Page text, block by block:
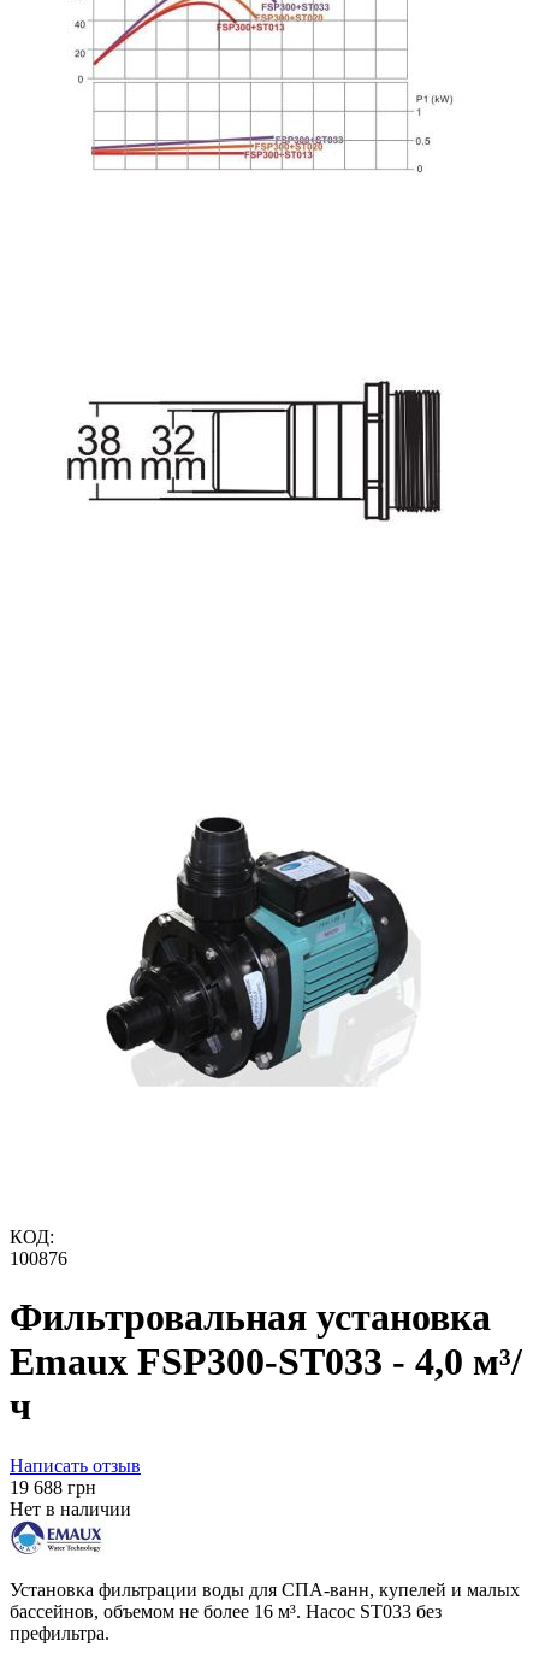
КОД:
100876
Фильтровальная установка
Emaux FSP300-ST033 - 4,0 м³/
ч
Написать отзыв
‍19 688‍ грн
Нет в наличии
Установка фильтрации воды для СПА-ванн, купелей и малых
бассейнов, объемом не более 16 м³. Насос ST033 без
префильтра.